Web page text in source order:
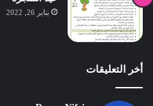
يناير 26, 2022
أخر التعليقات